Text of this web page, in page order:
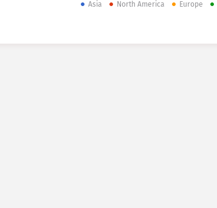
Asia North America Europe